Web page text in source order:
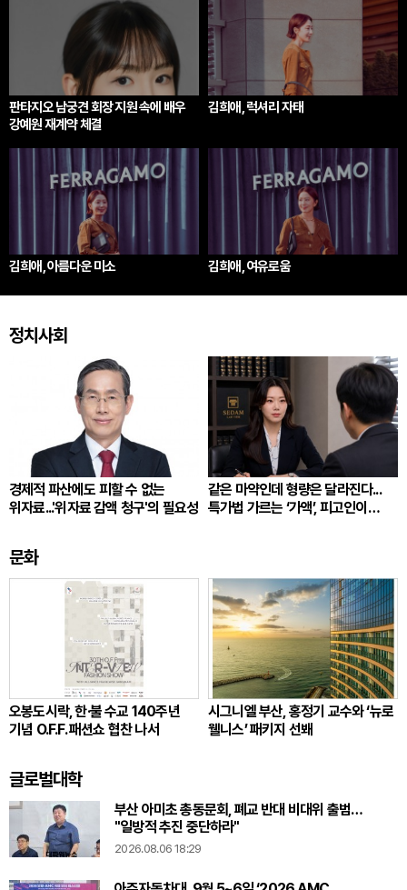
판타지오 남궁견 회장 지원 속에 배우
강예원 재계약 체결
김희애, 럭셔리 자태
김희애, 아름다운 미소 김희애, 여유로움
정치사회
경제적 파산에도 피할 수 없는
위자료...'위자료 감액 청구'의 필요성
같은 마약인데 형량은 달라진다...
특가법 가르는 ‘가액’, 피고인이
문화
오봉도시락, 한·불 수교 140주년
기념 O.F.F. 패션쇼 협찬 나서
시그니엘 부산, 홍정기 교수와 ‘뉴로
웰니스’ 패키지 선봬
글로벌대학
부산 아미초 총동문회, 폐교 반대 비대위 출범…
"일방적 추진 중단하라"
2026.08.06 18:29